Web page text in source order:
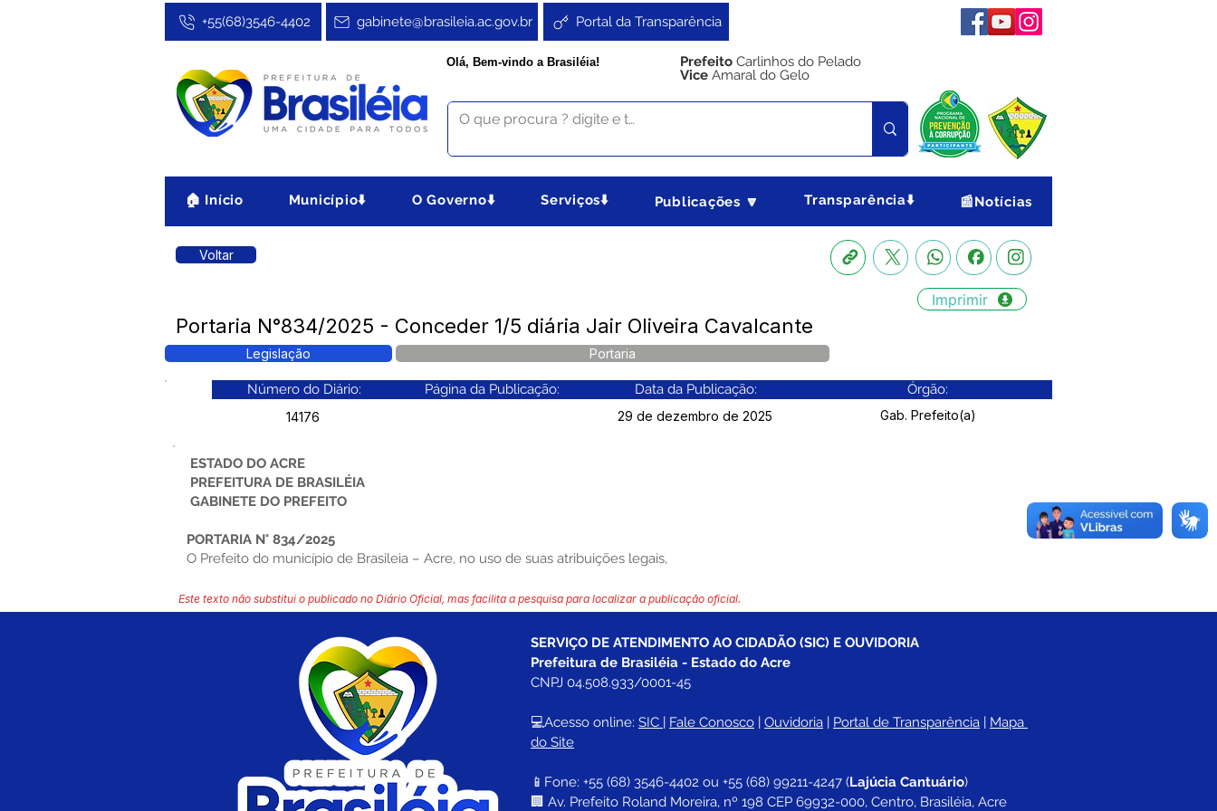
Portal da Transparência
gabinete@brasileia.ac.gov.br
+55(68)3546-4402
Olá, Bem-vindo a Brasiléia! Prefeito Carlinhos do Pelado
Vice Amaral do Gelo
🏠 Início Município⬇️ O Governo⬇️ Serviços⬇️ Publicações 🔽 Transparência⬇️ 📰Notícias
Voltar
Imprimir
Portaria N°834/2025 - Conceder 1/5 diária Jair Oliveira Cavalcante
Legislação Portaria
Número do Diário: Página da Publicação: Data da Publicação: Órgão:
14176 29 de dezembro de 2025 Gab. Prefeito(a)
ESTADO DO ACRE
PREFEITURA DE BRASILÉIA
GABINETE DO PREFEITO
PORTARIA N° 834/2025
O Prefeito do município de Brasileia – Acre, no uso de suas atribuições legais,
Este texto não substitui o publicado no Diário Oficial, mas facilita a pesquisa para localizar a publicação oficial.
SERVIÇO DE ATENDIMENTO AO CIDADÃO (SIC) E OUVIDORIA
Prefeitura de Brasiléia - Estado do Acre
CNPJ 04.508.933/0001-45
💻Acesso online: SIC | Fale Conosco | Ouvidoria | Portal de Transparência | Mapa
do Site
📱Fone: +55 (68) 3546-4402 ou +55 (68) 99211-4247 (Lajúcia Cantuário)
🏢 Av. Prefeito Roland Moreira, nº 198 CEP 69932-000, Centro, Brasiléia, Acre